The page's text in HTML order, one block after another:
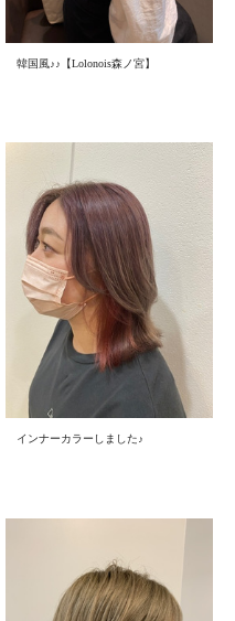
韓国風♪♪【Lolonois森ノ宮】
インナーカラーしました♪